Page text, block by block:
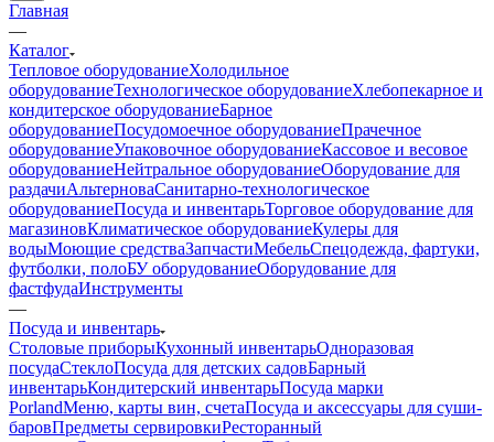
Главная
—
Каталог
Тепловое оборудованиеХолодильное
оборудованиеТехнологическое оборудованиеХлебопекарное и
кондитерское оборудованиеБарное
оборудованиеПосудомоечное оборудованиеПрачечное
оборудованиеУпаковочное оборудованиеКассовое и весовое
оборудованиеНейтральное оборудованиеОборудование для
раздачиАльтерноваСанитарно-технологическое
оборудованиеПосуда и инвентарьТорговое оборудование для
магазиновКлиматическое оборудованиеКулеры для
водыМоющие средстваЗапчастиМебельСпецодежда, фартуки,
футболки, полоБУ оборудованиеОборудование для
фастфудаИнструменты
—
Посуда и инвентарь
Столовые приборыКухонный инвентарьОдноразовая
посудаСтеклоПосуда для детских садовБарный
инвентарьКондитерский инвентарьПосуда марки
PorlandМеню, карты вин, счетаПосуда и аксессуары для суши-
баровПредметы сервировкиРесторанный